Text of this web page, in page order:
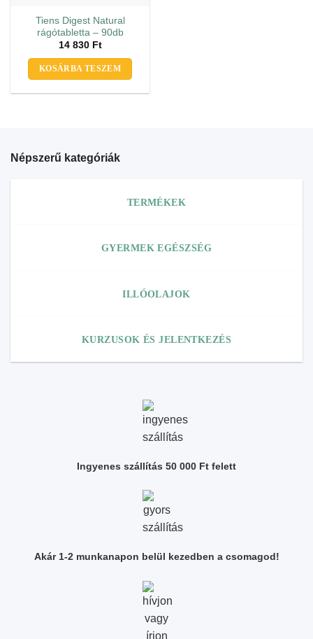
Tiens Digest Natural
rágótabletta – 90db
14 830 Ft
KOSÁRBA TESZEM
Népszerű kategóriák
TERMÉKEK
GYERMEK EGÉSZSÉG
ILLÓOLAJOK
KURZUSOK ÉS JELENTKEZÉS
Ingyenes szállítás 50 000 Ft felett
Akár 1-2 munkanapon belül kezedben a csomagod!